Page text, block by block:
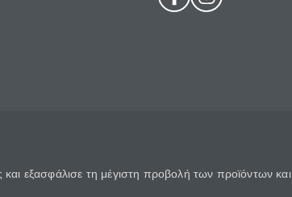
εξασφάλισε τη μέγιστη προβολή των προϊόντων και